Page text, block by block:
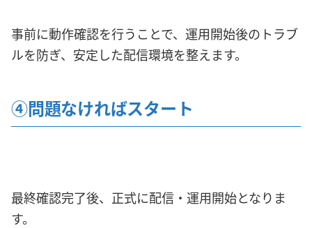
事前に動作確認を行うことで、運用開始後のトラブ
ルを防ぎ、安定した配信環境を整えます。
④問題なければスタート
最終確認完了後、正式に配信・運用開始となりま
す。